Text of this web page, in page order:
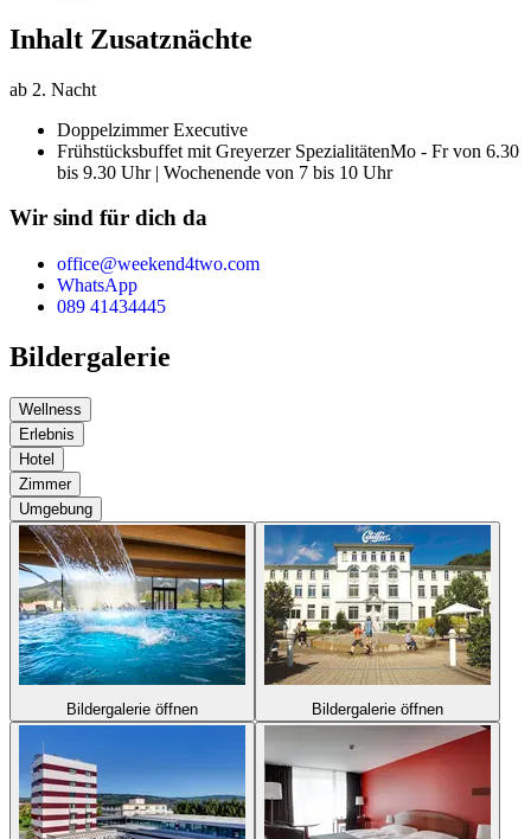
Inhalt Zusatznächte
ab 2. Nacht
Doppelzimmer Executive
Frühstücksbuffet mit Greyerzer SpezialitätenMo - Fr von 6.30
bis 9.30 Uhr | Wochenende von 7 bis 10 Uhr
Wir sind für dich da
office@weekend4two.com
WhatsApp
089 41434445
Bildergalerie
Wellness
Erlebnis
Hotel
Zimmer
Umgebung
Bildergalerie öffnen Bildergalerie öffnen